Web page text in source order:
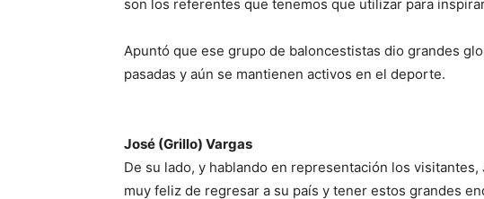
son los referentes que tenemos que utilizar para
Apuntó que ese grupo de baloncestistas dio grandes
pasadas y aún se mantienen activos en el deporte.
José (Grillo) Vargas
De su lado, y hablando en representación los
muy feliz de regresar a su país y tener estos grandes